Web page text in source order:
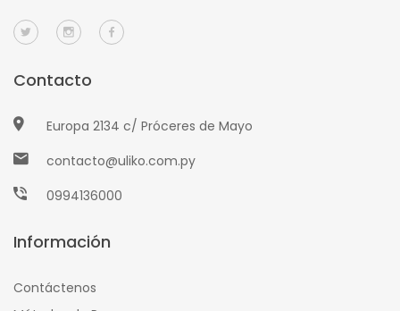
Contacto
Europa 2134 c/ Próceres de Mayo
contacto@uliko.com.py
0994136000
Información
Contáctenos